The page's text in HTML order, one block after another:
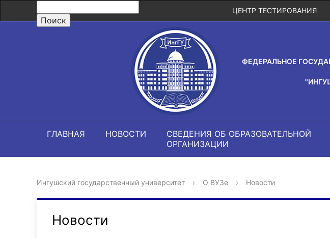
ЦЕНТР ТЕСТИРОВАНИЯ
ФЕДЕРАЛЬНОЕ
ГЛАВНАЯ НОВОСТИ
СВЕДЕНИЯ ОБ ОБРАЗОВАТЕЛЬНОЙ
ОРГАНИЗАЦИИ
Ингушский государственный университет › О ВУЗе › Новости
Новости